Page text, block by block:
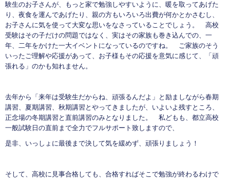
験生のお子さんが、もっと家で勉強しやすいように、暖を取ってあげた
り、夜食を運んであげたり、親の方もいろいろ出費が何かとかさむし、
お子さんに気を使って大変な思いをなさっていることでしょう。 高校
受験はその子だけの問題ではなく、実はその家族も巻き込んでの、一
年、二年をかけた一大イベントになっているのですね。 ご家族のそう
いったご理解や応援があって、お子様もその応援を意気に感じて、「頑
張れる」のかも知れません。
去年から「来年は受験生だからね、頑張るんだよ」と励ましながら春期
講習、夏期講習、秋期講習とやってきましたが、いよいよ残すところ、
正念場の冬期講習と直前講習のみとなりました。 私どもも、都立高校
一般試験日の直前まで全力でフルサポート致しますので、
是非、いっしょに最後まで決して気を緩めず、頑張りましょう！
そして、高校に見事合格しても、合格すればそこで勉強が終わるわけで